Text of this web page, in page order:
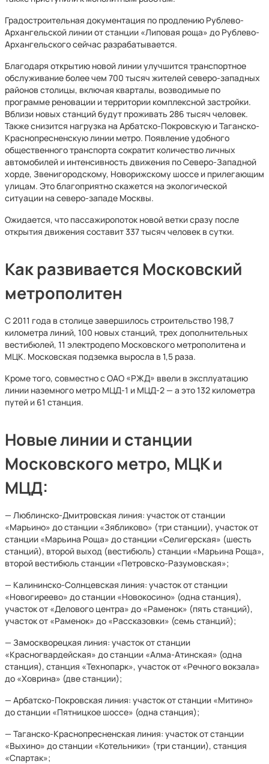
Градостроительная документация по продлению Рублево-
Архангельской линии от станции «Липовая роща» до Рублево-
Архангельского сейчас разрабатывается.
Благодаря открытию новой линии улучшится транспортное
обслуживание более чем 700 тысяч жителей северо-западных
районов столицы, включая кварталы, возводимые по
программе реновации и территории комплексной застройки.
Вблизи новых станций будут проживать 286 тысяч человек.
Также снизится нагрузка на Арбатско-Покровскую и Таганско-
Краснопресненскую линии метро. Появление удобного
общественного транспорта сократит количество личных
автомобилей и интенсивность движения по Северо-Западной
хорде, Звенигородскому, Новорижскому шоссе и прилегающим
улицам. Это благоприятно скажется на экологической
ситуации на северо-западе Москвы.
Ожидается, что пассажиропоток новой ветки сразу после
открытия движения составит 337 тысяч человек в сутки.
Как развивается Московский
метрополитен
С 2011 года в столице завершилось строительство 198,7
километра линий, 100 новых станций, трех дополнительных
вестибюлей, 11 электродепо Московского метрополитена и
МЦК. Московская подземка выросла в 1,5 раза.
Кроме того, совместно с ОАО «РЖД» ввели в эксплуатацию
линии наземного метро МЦД-1 и МЦД-2 — а это 132 километра
путей и 61 станция.
Новые линии и станции
Московского метро, МЦК и
МЦД:
— Люблинско-Дмитровская линия: участок от станции
«Марьино» до станции «Зябликово» (три станции), участок от
станции «Марьина Роща» до станции «Селигерская» (шесть
станций), второй выход (вестибюль) станции «Марьина Роща»,
второй вестибюль станции «Петровско-Разумовская»;
— Калининско-Солнцевская линия: участок от станции
«Новогиреево» до станции «Новокосино» (одна станция),
участок от «Делового центра» до «Раменок» (пять станций),
участок от «Раменок» до «Рассказовки» (семь станций);
— Замоскворецкая линия: участок от станции
«Красногвардейская» до станции «Алма-Атинская» (одна
станция), станция «Технопарк», участок от «Речного вокзала»
до «Ховрина» (две станции);
— Арбатско-Покровская линия: участок от станции «Митино»
до станции «Пятницкое шоссе» (одна станция);
— Таганско-Краснопресненская линия: участок от станции
«Выхино» до станции «Котельники» (три станции), станция
«Спартак»;